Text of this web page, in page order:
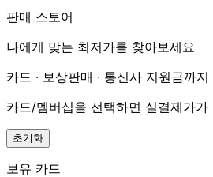
판매 스토어
나에게 맞는 최저가를 찾아보세요
카드 · 보상판매 · 통신사 지원금까
카드/멤버십을 선택하면 실결제가가
초기화
보유 카드